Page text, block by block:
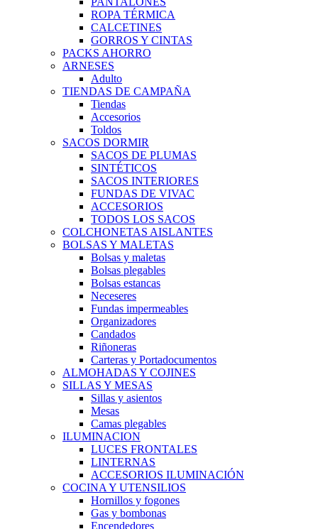
ROPA TÉRMICA
CALCETINES
GORROS Y CINTAS
PACKS AHORRO
ARNESES
Adulto
TIENDAS DE CAMPAÑA
Tiendas
Accesorios
Toldos
SACOS DORMIR
SACOS DE PLUMAS
SINTÉTICOS
SACOS INTERIORES
FUNDAS DE VIVAC
ACCESORIOS
TODOS LOS SACOS
COLCHONETAS AISLANTES
BOLSAS Y MALETAS
Bolsas y maletas
Bolsas plegables
Bolsas estancas
Neceseres
Fundas impermeables
Organizadores
Candados
Riñoneras
Carteras y Portadocumentos
ALMOHADAS Y COJINES
SILLAS Y MESAS
Sillas y asientos
Mesas
Camas plegables
ILUMINACION
LUCES FRONTALES
LINTERNAS
ACCESORIOS ILUMINACIÓN
COCINA Y UTENSILIOS
Hornillos y fogones
Gas y bombonas
Encendedores